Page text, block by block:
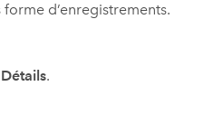
forme d’enregistrements.
Détails.